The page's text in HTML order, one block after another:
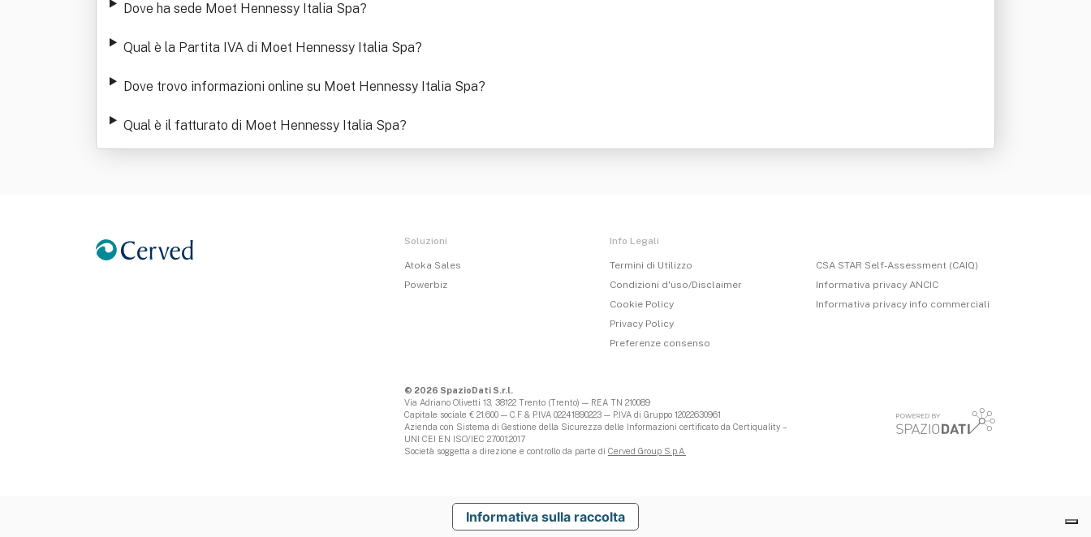
Dove ha sede Moet Hennessy Italia Spa?
Qual è la Partita IVA di Moet Hennessy Italia Spa?
Dove trovo informazioni online su Moet Hennessy Italia Spa?
Qual è il fatturato di Moet Hennessy Italia Spa?
Soluzioni
Atoka Sales
Powerbiz
Info Legali
Termini di Utilizzo
Condizioni d'uso/Disclaimer
Cookie Policy
Privacy Policy
Preferenze consenso
CSA STAR Self-Assessment (CAIQ)
Informativa privacy ANCIC
Informativa privacy info commerciali
© 2026 SpazioDati S.r.l.
Via Adriano Olivetti 13, 38122 Trento (Trento) — REA TN 210089
Capitale sociale € 21.600 — C.F & P.IVA 02241890223 — P.IVA di Gruppo 12022630961
Azienda con Sistema di Gestione della Sicurezza delle Informazioni certificato da Certiquality –
UNI CEI EN ISO/IEC 27001:2017
Società soggetta a direzione e controllo da parte di Cerved Group S.p.A.
Informativa sulla raccolta